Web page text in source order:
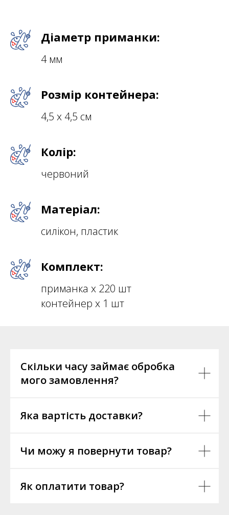
Діаметр приманки:
4 мм
Розмір контейнера:
4,5 х 4,5 см
Колір:
червоний
Матеріал:
силікон, пластик
Комплект:
приманка х 220 шт
контейнер х 1 шт
Скільки часу займає обробка
мого замовлення?
Яка вартість доставки?
Чи можу я повернути товар?
Як оплатити товар?